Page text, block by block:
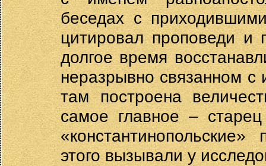
беседах с
цитировал проповеди и
долгое время
неразрывно связанном
там построена
самое главное –
этого вызывали у